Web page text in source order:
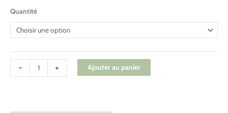
Quantité
- + Ajouter au panier